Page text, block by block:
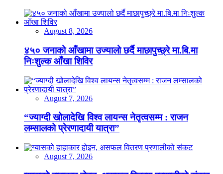
August 8, 2026
४५० जनाको आँखामा उज्यालो छर्दै माछापुच्छ्रे मा.बि.मा
निःशुल्क आँखा शिविर
August 7, 2026
“ज्याग्दी खोलादेखि विश्व लायन्स नेतृत्वसम्म : राजन
लम्सालको प्रेरणादायी यात्रा”
August 7, 2026